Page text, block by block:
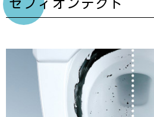
セフィオンテクト